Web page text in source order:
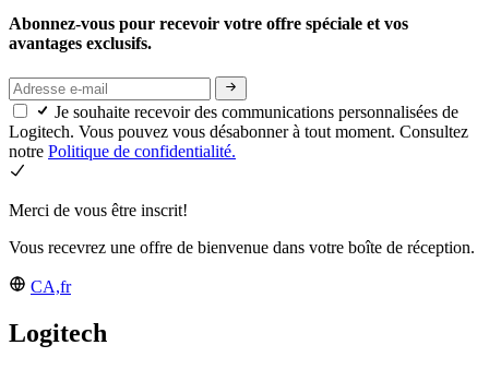
Abonnez-vous pour recevoir votre offre spéciale et vos
avantages exclusifs.
Je souhaite recevoir des communications personnalisées de
Logitech. Vous pouvez vous désabonner à tout moment. Consultez
notre Politique de confidentialité.
Merci de vous être inscrit!
Vous recevrez une offre de bienvenue dans votre boîte de réception.
CA,fr
Logitech